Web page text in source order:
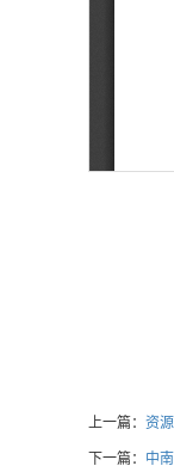
上一篇： 资
下一篇： 中